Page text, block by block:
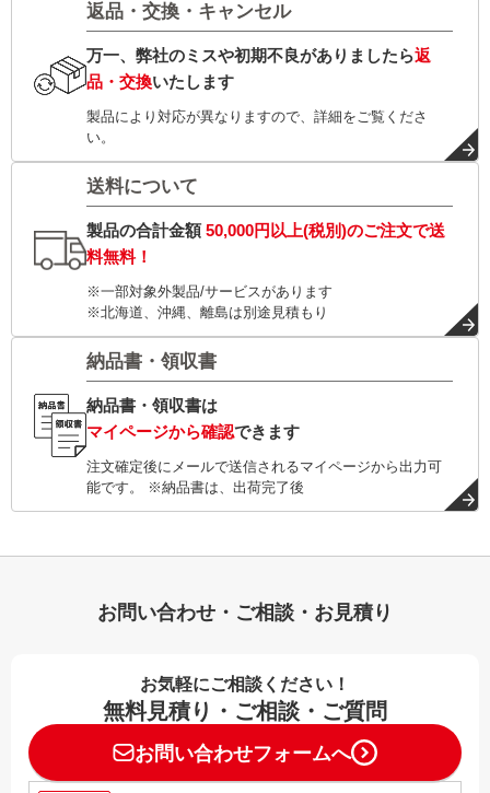
返品・交換・キャンセル
万一、弊社のミスや初期不良がありましたら返
品・交換いたします
製品により対応が異なりますので、詳細をご覧くださ
い。
送料について
製品の合計金額50,000円以上(税別)のご注文で送
料無料！
※一部対象外製品/サービスがあります
※北海道、沖縄、離島は別途見積もり
納品書・領収書
納品書・領収書は
マイページから確認できます
注文確定後にメールで送信されるマイページから出力可
能です。 ※納品書は、出荷完了後
お問い合わせ・ご相談・お見積り
お気軽にご相談ください！
無料見積り・ご相談・ご質問
お問い合わせフォームへ